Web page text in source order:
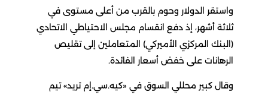
واستقر الدولار وحوم بالقرب من أعلى مستوى في
ثلاثة أشهر، إذ دفع انقسام مجلس الاحتياطي الاتحادي
(البنك المركزي الأميركي) المتعاملين إلى تقليص
الرهانات على خفض أسعار الفائدة.
وقال كبير محللي السوق في «كيه.سي.إم تريد» تيم